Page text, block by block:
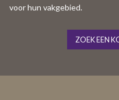
voor hun vakgebied.
ZOEK EEN